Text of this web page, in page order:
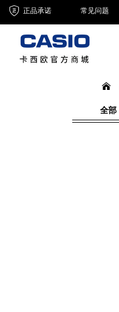
正品承诺 常见问题
全部